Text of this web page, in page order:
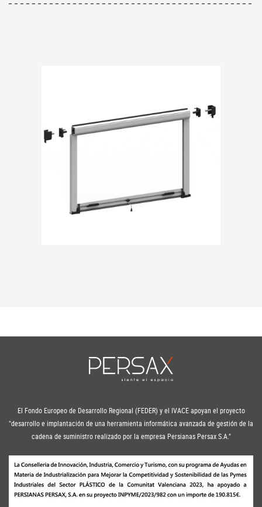
El Fondo Europeo de Desarrollo Regional (FEDER) y el IVACE apoyan el proyecto
"desarrollo e implantación de una herramienta informática avanzada de gestión de la
cadena de suministro realizado por la empresa Persianas Persax S.A."